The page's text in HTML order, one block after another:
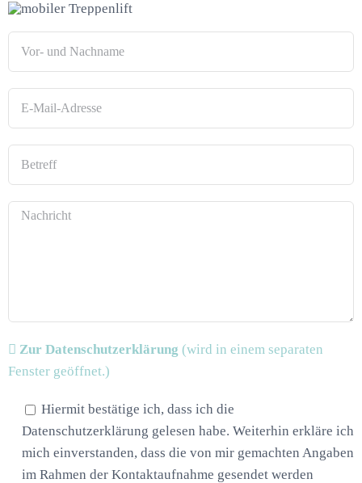
Zur Datenschutzerklärung (wird in einem separaten
Fenster geöffnet.)
Hiermit bestätige ich, dass ich die
Datenschutzerklärung gelesen habe. Weiterhin erkläre ich
mich einverstanden, dass die von mir gemachten Angaben
im Rahmen der Kontaktaufnahme gesendet werden